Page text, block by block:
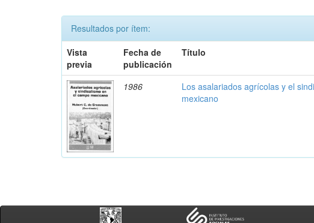
Resultados por ítem:
Vista
previa
Fecha de
publicación
Título
1986
Los asalariados agrícolas y el
mexicano